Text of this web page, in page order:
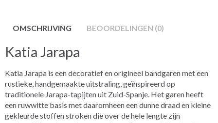
OMSCHRIJVING BEOORDELINGEN (0)
Katia Jarapa
Katia Jarapa is een decoratief en origineel bandgaren met een
rustieke, handgemaakte uitstraling, geïnspireerd op
traditionele Jarapa-tapijten uit Zuid-Spanje. Het garen heeft
een ruwwitte basis met daaromheen een dunne draad en kleine
gekleurde stoffen stroken die over de hele lengte zijn